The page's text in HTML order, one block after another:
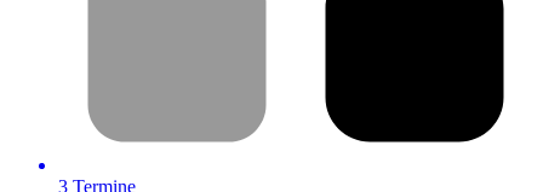
3 Termine